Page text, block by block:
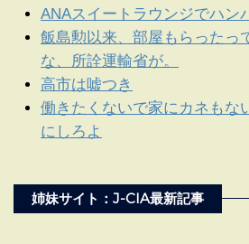
ANAスイートラウンジでハン
飯島勲以来、部屋もらったっ
な、所詮運輸省が。
高市は嘘つき
働きたくないで家にカネもな
にしろよ
姉妹サイト：J-CIA最新記事